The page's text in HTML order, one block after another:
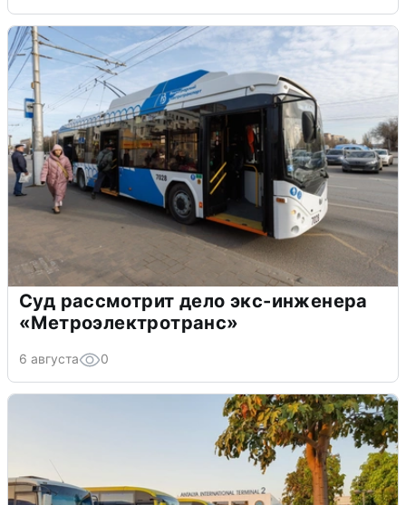
Суд рассмотрит дело экс-инженера
«Метроэлектротранс»
6 августа 0